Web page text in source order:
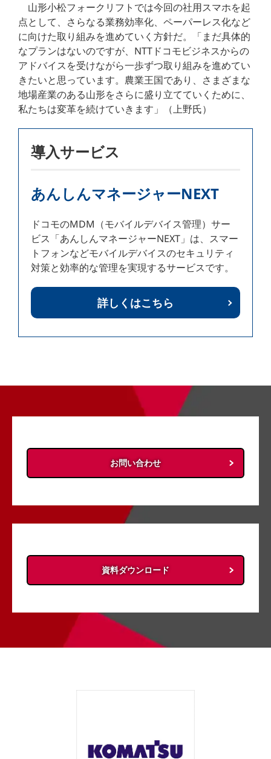
山形小松フォークリフトでは今回の社用スマホを起
点として、さらなる業務効率化、ペーパーレス化など
に向けた取り組みを進めていく方針だ。「まだ具体的
なプランはないのですが、NTTドコモビジネスからの
アドバイスを受けながら一歩ずつ取り組みを進めてい
きたいと思っています。農業王国であり、さまざまな
地場産業のある山形をさらに盛り立てていくために、
私たちは変革を続けていきます」（上野氏）
導入サービス
あんしんマネージャーNEXT
ドコモのMDM（モバイルデバイス管理）サー
ビス「あんしんマネージャーNEXT」は、スマー
トフォンなどモバイルデバイスのセキュリティ
対策と効率的な管理を実現するサービスです。
詳しくはこちら
お問い合わせ
資料ダウンロード